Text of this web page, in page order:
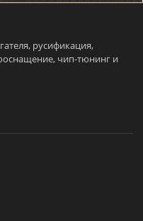
русификация,
чип-тюнинг и